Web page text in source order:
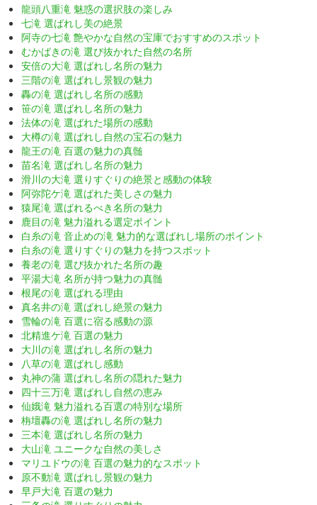
龍頭八重滝 魅惑の選択肢の楽しみ
七滝 選ばれし美の絶景
阿寺の七滝 艶やかな自然の宝庫でおすすめのスポット
むかばきの滝 選び抜かれた自然の名所
安倍の大滝 選ばれし名所の魅力
三階の滝 選ばれし景観の魅力
轟の滝 選ばれし名所の感動
笹の滝 選ばれし名所の魅力
法体の滝 選ばれた場所の感動
大樽の滝 選ばれし自然の宝石の魅力
龍王の滝 百選の魅力の真髄
苗名滝 選ばれし名所の魅力
滑川の大滝 選りすぐりの絶景と感動の体験
阿弥陀ケ滝 選ばれた美しさの魅力
猿尾滝 選ばれるべき名所の魅力
鹿目の滝 魅力溢れる選定ポイント
白糸の滝 音止めの滝 魅力的な選ばれし場所のポイント
白糸の滝 選りすぐりの魅力を持つスポット
養老の滝 選び抜かれた名所の趣
平湯大滝 名所が持つ魅力の真髄
根尾の滝 選ばれる理由
真名井の滝 選ばれし絶景の魅力
雪輪の滝 百選に宿る感動の源
北精進ケ滝 百選の魅力
大川の滝 選ばれし名所の魅力
八草の滝 選ばれし感動
丸神の蒲 選ばれし名所の隠れた魅力
四十三万滝 選ばれし自然の恵み
仙娥滝 魅力溢れる百選の特別な場所
栴壇轟の滝 選ばれし名所の魅力
三本滝 選ばれし名所の魅力
大山滝 ユニークな自然の美しさ
マリユドウの滝 百選の魅力的なスポット
原不動滝 選ばれし景観の魅力
早戸大滝 百選の魅力